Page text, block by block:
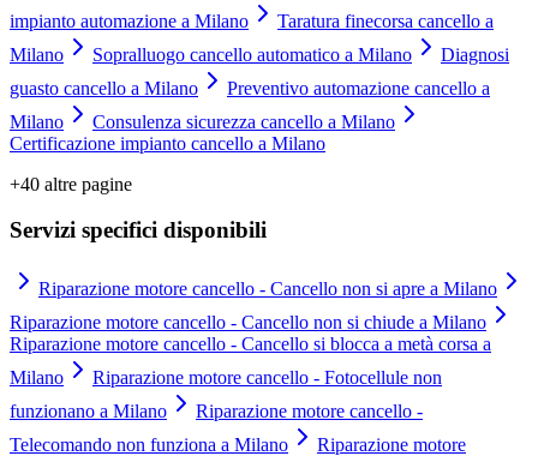
impianto automazione a Milano
Taratura finecorsa cancello a
Milano
Sopralluogo cancello automatico a Milano
Diagnosi
guasto cancello a Milano
Preventivo automazione cancello a
Milano
Consulenza sicurezza cancello a Milano
Certificazione impianto cancello a Milano
+40 altre pagine
Servizi specifici disponibili
Riparazione motore cancello - Cancello non si apre a Milano
Riparazione motore cancello - Cancello non si chiude a Milano
Riparazione motore cancello - Cancello si blocca a metà corsa a
Milano
Riparazione motore cancello - Fotocellule non
funzionano a Milano
Riparazione motore cancello -
Telecomando non funziona a Milano
Riparazione motore